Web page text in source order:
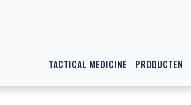
TACTICAL MEDICINE PRODUCTEN